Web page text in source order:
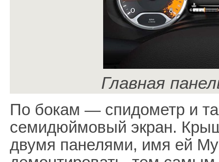
Главная
По бокам — спидометр и
семидюймовый экран.
двумя панелями, имя ей